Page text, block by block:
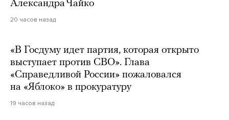
Александра Чайко
20 часов назад
«В Госдуму идет партия, которая открыто
выступает против СВО». Глава
«Справедливой России» пожаловался
на «Яблоко» в прокуратуру
19 часов назад